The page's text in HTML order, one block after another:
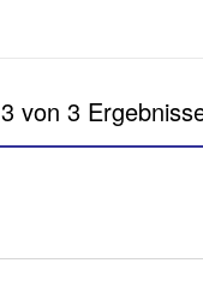
3 von 3